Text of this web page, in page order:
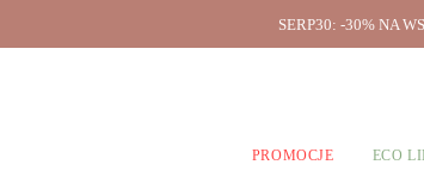
SERP30: -30% NA
PROMOCJE ECO